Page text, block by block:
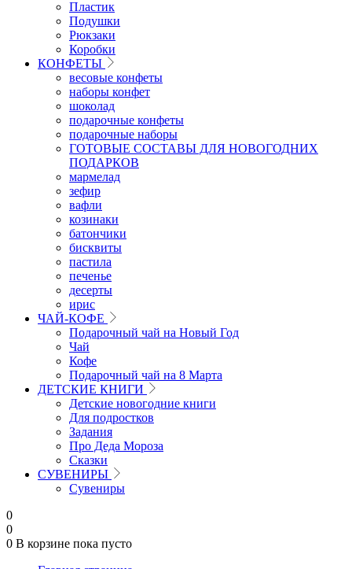
Пластик
Подушки
Рюкзаки
Коробки
КОНФЕТЫ
весовые конфеты
наборы конфет
шоколад
подарочные конфеты
подарочные наборы
ГОТОВЫЕ СОСТАВЫ ДЛЯ НОВОГОДНИХ
ПОДАРКОВ
мармелад
зефир
вафли
козинаки
батончики
бисквиты
пастила
печенье
десерты
ирис
ЧАЙ-КОФЕ
Подарочный чай на Новый Год
Чай
Кофе
Подарочный чай на 8 Марта
ДЕТСКИЕ КНИГИ
Детские новогодние книги
Для подростков
Задания
Про Деда Мороза
Сказки
СУВЕНИРЫ
Сувениры
0
0
0 В корзине пока пусто